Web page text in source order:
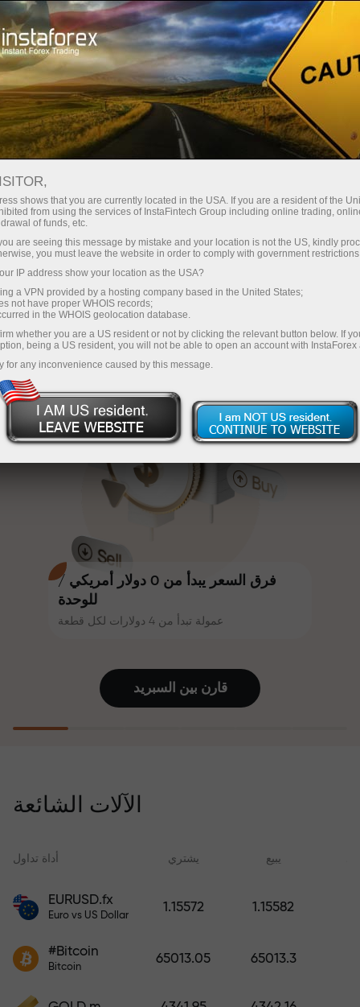
InstaForex
فرق السعر يبدأ من 0 دولار أمريكي /
للوحدة
عمولة تبدأ من 4 دولارات لكل قطعة
مع إنستا فوركس، يمكنك الوصول إلى
إلى 1:5000، وبعض من أفضل فروق
الأسعار والعمولات في السوق، وظروف
مواتية لتداول الأسهم والمؤشرات
فوركس الحصول على مكافأة تصل إلى
30% على إيداعه، والاستفادة من
عروض ترويجية وعروض خاصة أخرى.
تتشارك سرعة المسار وسرعة التداول
نفس القيم. يُضفي أليش لوبرايس
عناصر الحماس والانضباط على عالم
التداول، ويعمل كشريك يُلهم العملاء
لتحقيق أهداف طموحة.
إنستا فوركس على هاتف آيفون أو ماك
بوك أو رحلة أحلامه بمجرد إيداعه مبلغًا
من المال.
خسائرك ويضمن لك مضاعفة أرباحك
ثلاث مرات خلال ستة أشهر. تداول
مطبعياً. كلما زاد مبلغ الإيداع، زادت
صغير الحجم
30% مكافأة
لكل إيداع
سرعة
في التجارة وعلى الطريق السريع
جائزة هديتك الشخصية الكبرى
قم بإيداع المبلغ في حسابك باستخدام $333 — اختر هدية
تصل قيمتها إلى $1,500
تداول بدون مخاطرة -
نحن نضمن أرباحك
مكافأة تصل إلى 1000 ضعف - أكبر
قارن بين السبرید
الآلات الشائعة
أداة تداول يشتري يبيع
EURUSD.fx
Euro vs US Dollar
1.15572 1.15582
#Bitcoin
Bitcoin
65013.05 65013.3
shows that you are currently located in the USA. If you are a resident of the
from using the services of InstaFintech Group including online trading,
of funds, etc.
are seeing this message by mistake and your location is not the US, kindly
you must leave the website in order to comply with government
IP address show your location as the USA?
a VPN provided by a hosting company based in the United States;
not have proper WHOIS records;
in the WHOIS geolocation database.
whether you are a US resident or not by clicking the relevant button below. If
being a US resident, you will not be able to open an account with InstaForex
for any inconvenience caused by this message.